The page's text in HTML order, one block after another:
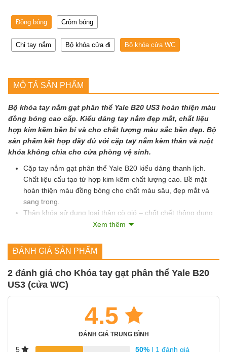
Đồng bóng Crôm bóng
Chỉ tay nắm Bộ khóa cửa đi Bộ khóa cửa WC
MÔ TẢ SẢN PHẨM
Bộ khóa tay nắm gạt phân thể Yale B20 US3 hoàn thiện màu
đồng bóng cao cấp. Kiểu dáng tay nắm đẹp mắt, chất liệu
hợp kim kẽm bền bỉ và cho chất lượng màu sắc bền đẹp. Bộ
sản phẩm kết hợp đầy đủ với cặp tay nắm kèm thân và ruột
khóa không chìa cho cửa phòng vệ sinh.
Cặp tay nắm gạt phân thể Yale B20 kiểu dáng thanh lịch.
Chất liệu cấu tạo từ hợp kim kẽm chất lượng cao. Bề mặt
hoàn thiện màu đồng bóng cho chất màu sâu, đẹp mắt và
sang trọng.
Thân khóa sử dụng loại thân cò gió – chốt chết thông dụng.
Kích thước cò khóa 55/72mm phù hợp cho cửa gỗ. Hoàn
Khóa sử dụng ruột vệ sinh không chìa 500 Series. Chiều dài
ruột 70mm phù hợp cho cửa dày tối đa 50mm.
Thông tin chi tiết bộ khóa tay gạt
phân thể Yale B20 US3 cho cửa
1
Xem thêm
ĐÁNH GIÁ SẢN PHẨM
2 đánh giá cho Khóa tay gạt phân thể Yale B20
US3 (cửa WC)
4.5
ĐÁNH GIÁ TRUNG BÌNH
5 50% | 1 đánh giá